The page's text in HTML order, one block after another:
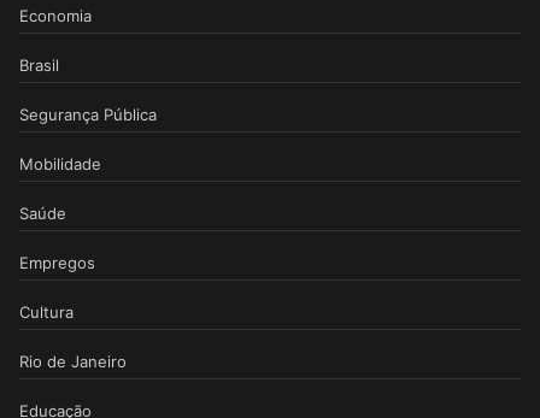
Economia
Brasil
Segurança Pública
Mobilidade
Saúde
Empregos
Cultura
Rio de Janeiro
Educação